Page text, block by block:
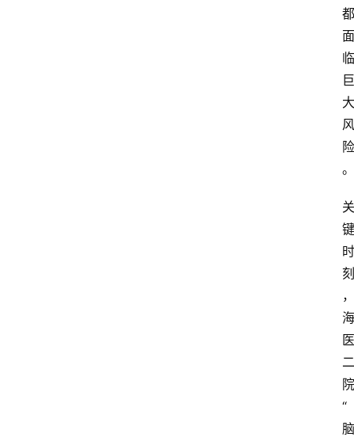
都
面
临
巨
大
风
险
。
关
键
时
刻
，
海
医
二
院
“
脑